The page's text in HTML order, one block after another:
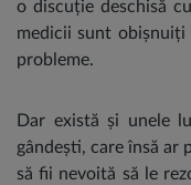
o discuție deschisă
medicii sunt obișnuiți
probleme.
Dar există și unele
gândești, care însă ar
să fii nevoită să le